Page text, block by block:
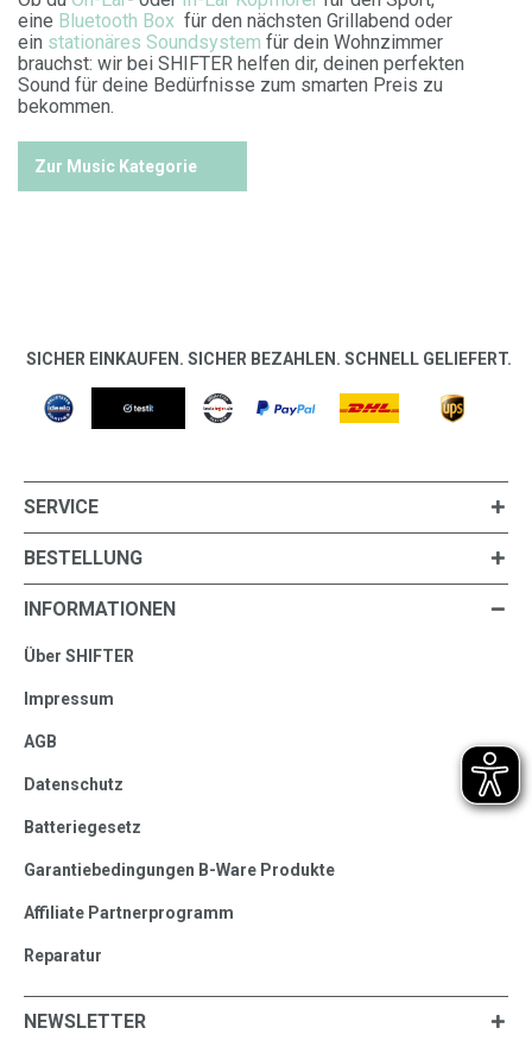
eine Bluetooth Box für den nächsten Grillabend oder
ein stationäres Soundsystem für dein Wohnzimmer
brauchst: wir bei SHIFTER helfen dir, deinen perfekten
Sound für deine Bedürfnisse zum smarten Preis zu
bekommen.
Zur Music Kategorie
SICHER EINKAUFEN. SICHER BEZAHLEN. SCHNELL GELIEFERT.
SERVICE
BESTELLUNG
INFORMATIONEN
Über SHIFTER
Impressum
AGB
Datenschutz
Batteriegesetz
Garantiebedingungen B-Ware Produkte
Affiliate Partnerprogramm
Reparatur
NEWSLETTER